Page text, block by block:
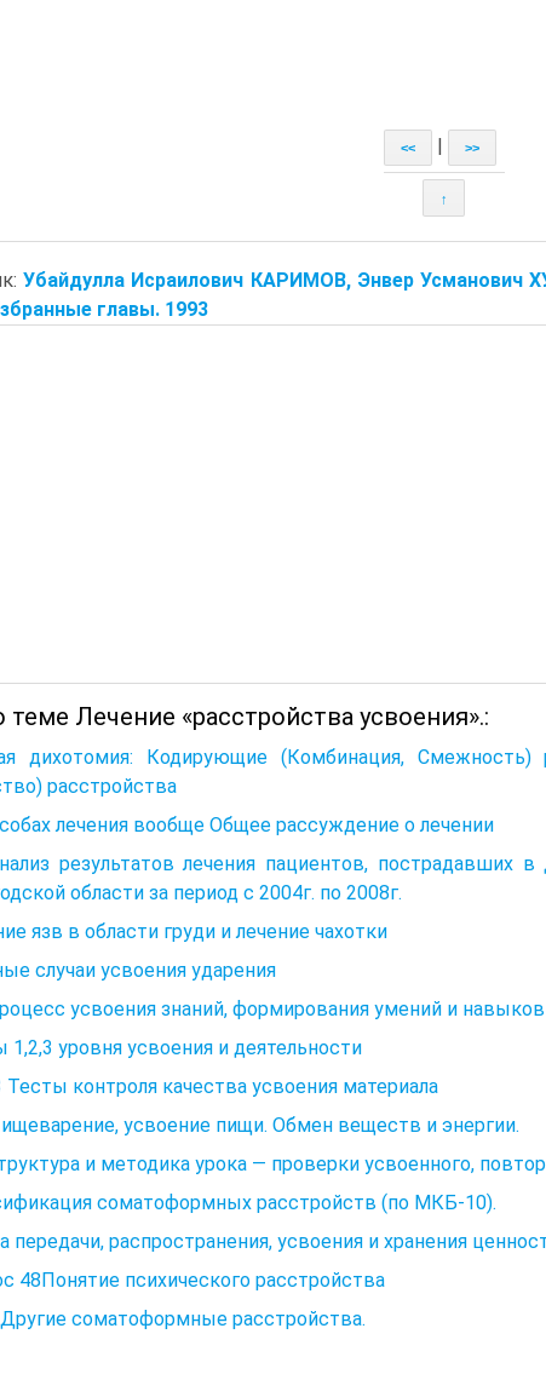
<< >>
↑
Убайдулла Исраилович КАРИМОВ, Энвер Усманович
главы. 1993
теме Лечение «расстройства усвоения».:
дихотомия: Кодирующие (Комбинация,
расстройства
лечения вообще Общее рассуждение о лечении
результатов лечения пациентов,
области за период с 2004г. по 2008г.
язв в области груди и лечение чахотки
случаи усвоения ударения
усвоения знаний, формирования умений и навыков
1,2,3 уровня усвоения и деятельности
Тесты контроля качества усвоения материала
усвоение пищи. Обмен веществ и энергии.
и методика урока — проверки усвоенного,
соматоформных расстройств (по МКБ-10).
передачи, распространения, усвоения и хранения
48Понятие психического расстройства
Другие соматоформные расстройства.